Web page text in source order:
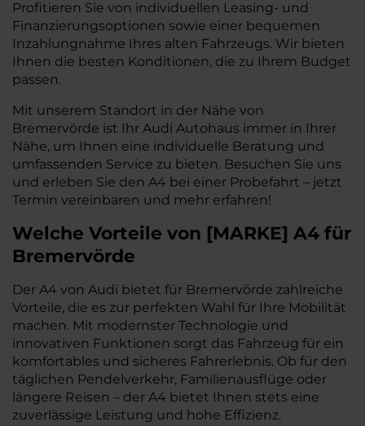
Profitieren Sie von individuellen Leasing- und
Finanzierungsoptionen sowie einer bequemen
Inzahlungnahme Ihres alten Fahrzeugs. Wir bieten
Ihnen die besten Konditionen, die zu Ihrem Budget
passen.
Mit unserem Standort in der Nähe von
Bremervörde ist Ihr Audi Autohaus immer in Ihrer
Nähe, um Ihnen eine individuelle Beratung und
umfassenden Service zu bieten. Besuchen Sie uns
und erleben Sie den A4 bei einer Probefahrt – jetzt
Termin vereinbaren und mehr erfahren!
Welche Vorteile von [MARKE] A4 für
Bremervörde
Der A4 von Audi bietet für Bremervörde zahlreiche
Vorteile, die es zur perfekten Wahl für Ihre Mobilität
machen. Mit modernster Technologie und
innovativen Funktionen sorgt das Fahrzeug für ein
komfortables und sicheres Fahrerlebnis. Ob für den
täglichen Pendelverkehr, Familienausflüge oder
längere Reisen – der A4 bietet Ihnen stets eine
zuverlässige Leistung und hohe Effizienz.